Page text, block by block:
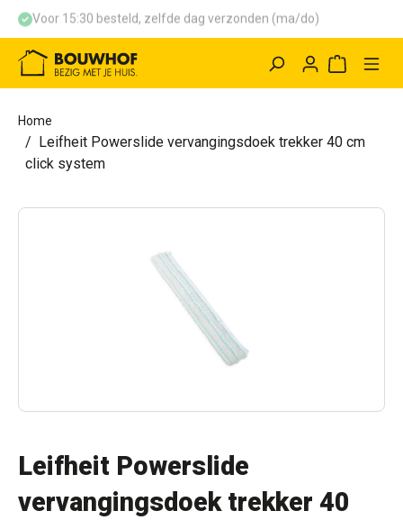
Voor 15:30 besteld, zelfde dag verzonden (ma/do)
Home
Leifheit Powerslide vervangingsdoek trekker 40 cm
click system
Leifheit Powerslide
vervangingsdoek trekker 40